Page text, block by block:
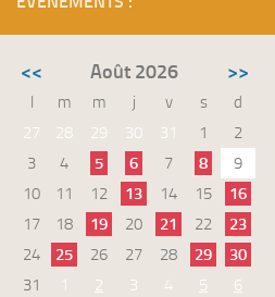
<< Août 2026 >>
m m j v s
d
27
28 29 30 31 1
2
3
4 5 6 7 8
9
10
11 12 13 14 15
16
17
18 19 20 21 22
23
24
25 26 27 28 29
30
31
1 2 3 4 5 6